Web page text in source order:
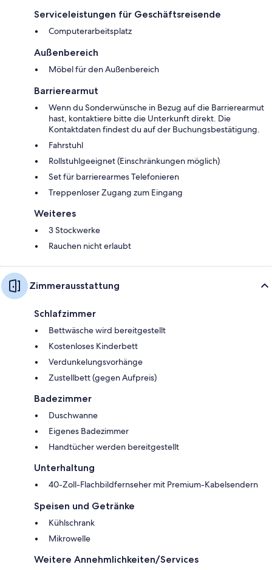
Serviceleistungen für Geschäftsreisende
Computerarbeitsplatz
Außenbereich
Möbel für den Außenbereich
Barrierearmut
Wenn du Sonderwünsche in Bezug auf die Barrierearmut
hast, kontaktiere bitte die Unterkunft direkt. Die
Kontaktdaten findest du auf der Buchungsbestätigung.
Fahrstuhl
Rollstuhlgeeignet (Einschränkungen möglich)
Set für barrierearmes Telefonieren
Treppenloser Zugang zum Eingang
Weiteres
3 Stockwerke
Rauchen nicht erlaubt
Zimmerausstattung
Schlafzimmer
Bettwäsche wird bereitgestellt
Kostenloses Kinderbett
Verdunkelungsvorhänge
Zustellbett (gegen Aufpreis)
Badezimmer
Duschwanne
Eigenes Badezimmer
Handtücher werden bereitgestellt
Unterhaltung
40-Zoll-Flachbildfernseher mit Premium-Kabelsendern
Speisen und Getränke
Kühlschrank
Mikrowelle
Weitere Annehmlichkeiten/Services